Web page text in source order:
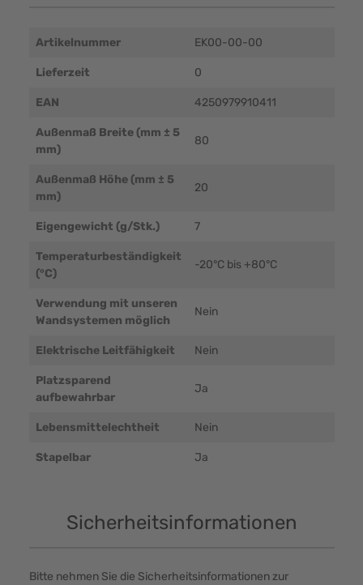
Artikelnummer EK00-00-00
Lieferzeit 0
EAN 4250979910411
Außenmaß Breite (mm ± 5
mm)
80
Außenmaß Höhe (mm ± 5
mm)
20
Eigengewicht (g/Stk.) 7
Temperaturbeständigkeit
(°C)
-20°C bis +80°C
Verwendung mit unseren
Wandsystemen möglich
Nein
Elektrische Leitfähigkeit Nein
Platzsparend
aufbewahrbar
Ja
Lebensmittelechtheit Nein
Stapelbar Ja
Sicherheitsinformationen
Bitte nehmen Sie die Sicherheitsinformationen zur